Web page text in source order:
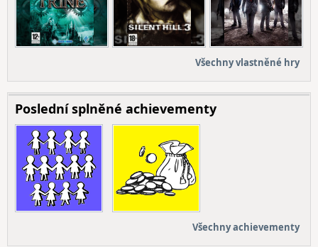
Všechny vlastněné hry
Poslední splněné achievementy
Všechny achievementy